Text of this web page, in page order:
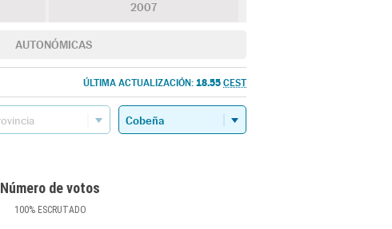
2007
AUTONÓMICAS
ÚLTIMA ACTUALIZACIÓN: 18.55 CEST
Número de votos
100%ESCRUTADO